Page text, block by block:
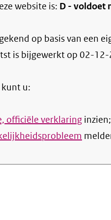
website is: D - voldoet
op basis van een
is bijgewerkt op 02-12-
kunt u:
officiële verklaring inzien;